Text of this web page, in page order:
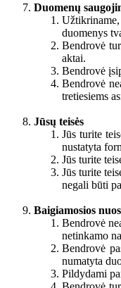
Duomenų
Užtikriname,
duomenys
Bendrovė
aktai.
Bendrovė
Bendrovė
tretiesiems
Jūsų teisės
Jūs turite
nustatyta
Jūs turite
Jūs turite
negali būti
Baigiamosios
Bendrovė
netinkamo
Bendrovė
numatyta
Pildydami